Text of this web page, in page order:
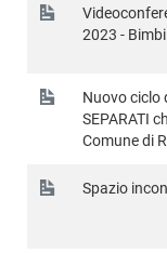
2023 -
Nuovo ciclo
SEPARATI
Comune di
Spazio